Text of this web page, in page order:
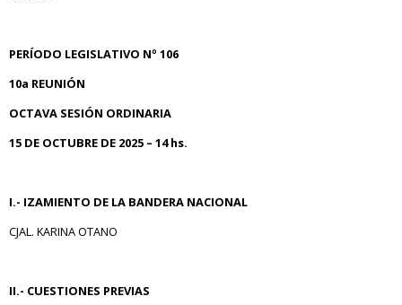
PERÍODO LEGISLATIVO Nº 106
10a REUNIÓN
OCTAVA SESIÓN ORDINARIA
15 DE OCTUBRE DE 2025 – 14 hs.
I.- IZAMIENTO DE LA BANDERA NACIONAL
CJAL. KARINA OTANO
II.- CUESTIONES PREVIAS